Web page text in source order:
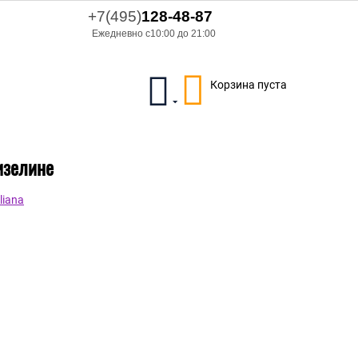
+7(495)128-48-87
Ежедневно с10:00 до 21:00
Корзина пуста